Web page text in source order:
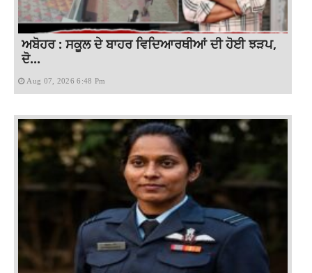
ਅਬੋਹਰ : ਸਕੂਲ ਦੇ ਬਾਹਰ ਵਿਦਿਆਰਥੀਆਂ ਦੀ ਹੋਈ ਝੜਪ,
ਦੋ...
Aug 07, 2026 6:48 Pm